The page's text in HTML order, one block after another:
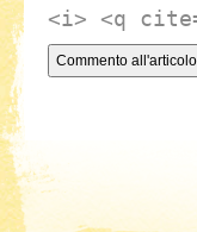
<i> <q